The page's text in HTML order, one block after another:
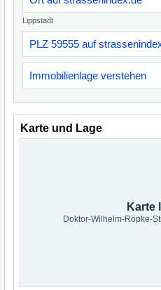
Lippstadt
PLZ 59555 auf
Immobilienlage verstehen
Karte und Lage
Karte
Doktor-Wilhelm-Röpke-